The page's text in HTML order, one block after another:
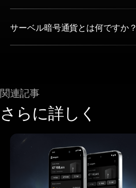
サーベル暗号通貨とは何ですか？
関連記事
さらに詳しく